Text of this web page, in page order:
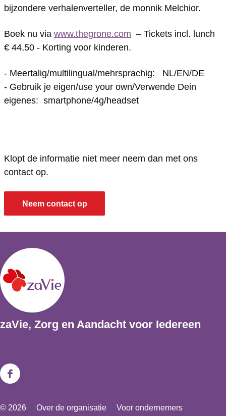
n
e
n
e
bijzondere verhalenverteller, de monnik Melchior.
Boek nu via www.thegrone.com – Tickets incl. lunch
€ 44,50 - Korting voor kinderen.
- Meertalig/multilingual/mehrsprachig: NL/EN/DE
- Gebruik je eigen/use your own/Verwende Dein
eigenes: smartphone/4g/headset
Klopt de informatie niet meer neem dan met ons
contact op.
Neem contact op
zaVie, Zorg en Aandacht voor Iedereen
F
c
© 2026 Over de organisatie Voor ondernemers